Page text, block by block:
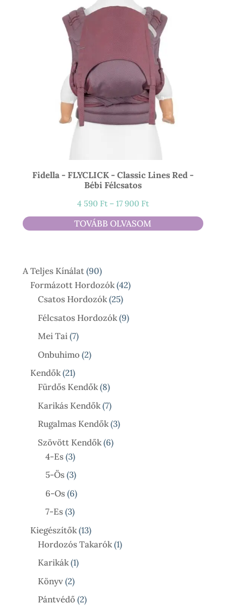
Fidella - FLYCLICK - Classic Lines Red -
Bébi Félcsatos
4 590 Ft – 17 900 FtÁrtartomány:
4
590 Ft
TOVÁBB OLVASOM
A Teljes Kínálat 9090
Termék
Formázott Hordozók 4242
Csatos Hordozók 2525
Termék
Félcsatos Hordozók 99
Mei Tai 77
Termék
Onbuhimo 22
Kendők 2121
Termék
Fürdős Kendők 88
Termék
Karikás Kendők 77
Termék
Rugalmas Kendők 33
Szövött Kendők 66
4-Es 33
Termék
5-Ös 33
Termék
6-Os 66
Termék
7-Es 33
Termék
Kiegészítők 1313
Termék
Hordozós Takarók 11
Karikák 11
Könyv 22
Termék
Pántvédő 22